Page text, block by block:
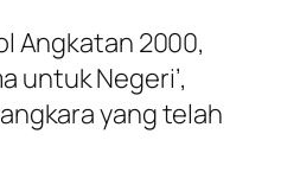
Angkatan 2000,
untuk Negeri’,
yang telah